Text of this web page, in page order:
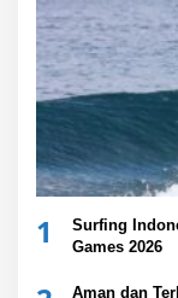
1
Surfing
Games 2026
Aman dan